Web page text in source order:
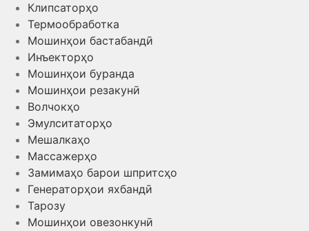
Клипсаторҳо
Термообработка
Мошинҳои бастабандӣ
Инъекторҳо
Мошинҳои буранда
Мошинҳои резакунӣ
Волчокҳо
Эмулситаторҳо
Мешалкаҳо
Массажерҳо
Замимаҳо барои шпритсҳо
Генераторҳои яхбандӣ
Тарозу
Мошинҳои овезонкунӣ